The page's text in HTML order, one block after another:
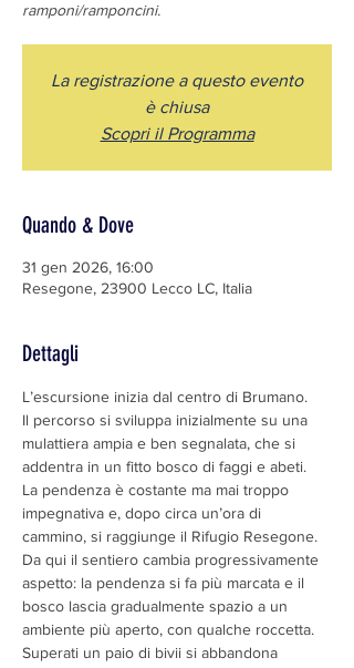
ramponi/ramponcini.
La registrazione a questo evento
è chiusa
Scopri il Programma
Quando & Dove
31 gen 2026, 16:00
Resegone, 23900 Lecco LC, Italia
Dettagli
L’escursione inizia dal centro di Brumano.
Il percorso si sviluppa inizialmente su una
mulattiera ampia e ben segnalata, che si
addentra in un fitto bosco di faggi e abeti.
La pendenza è costante ma mai troppo
impegnativa e, dopo circa un’ora di
cammino, si raggiunge il Rifugio Resegone.
Da qui il sentiero cambia progressivamente
aspetto: la pendenza si fa più marcata e il
bosco lascia gradualmente spazio a un
ambiente più aperto, con qualche roccetta.
Superati un paio di bivii si abbandona